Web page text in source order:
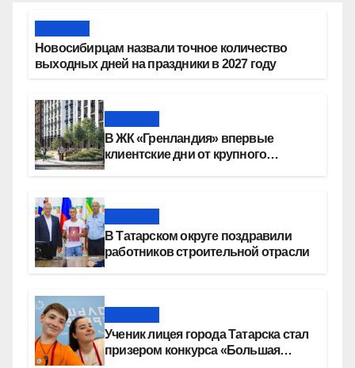
Новосибирцам назвали точное количество
выходных дней на праздники в 2027 году
В ЖК «Гренландия» впервые
клиентские дни от крупного
В Татарском округе поздравили
работников строительной отрасли
Ученик лицея города Татарска стал
призером конкурса «Большая